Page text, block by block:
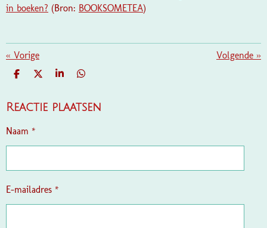
in boeken? (Bron: BOOKSOMETEA)
« Vorige Volgende »
D
E
D
L
S
R
D
E
Reactie plaatsen
Naam *
E-mailadres *